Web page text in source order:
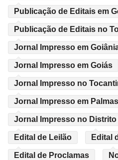
Publicação de Editais em
Publicação de Editais no
Jornal Impresso em
Jornal Impresso em Goiás
Jornal Impresso no
Jornal Impresso em Palmas
Jornal Impresso no Distrito
Edital de Leilão Edital
Edital de Proclamas